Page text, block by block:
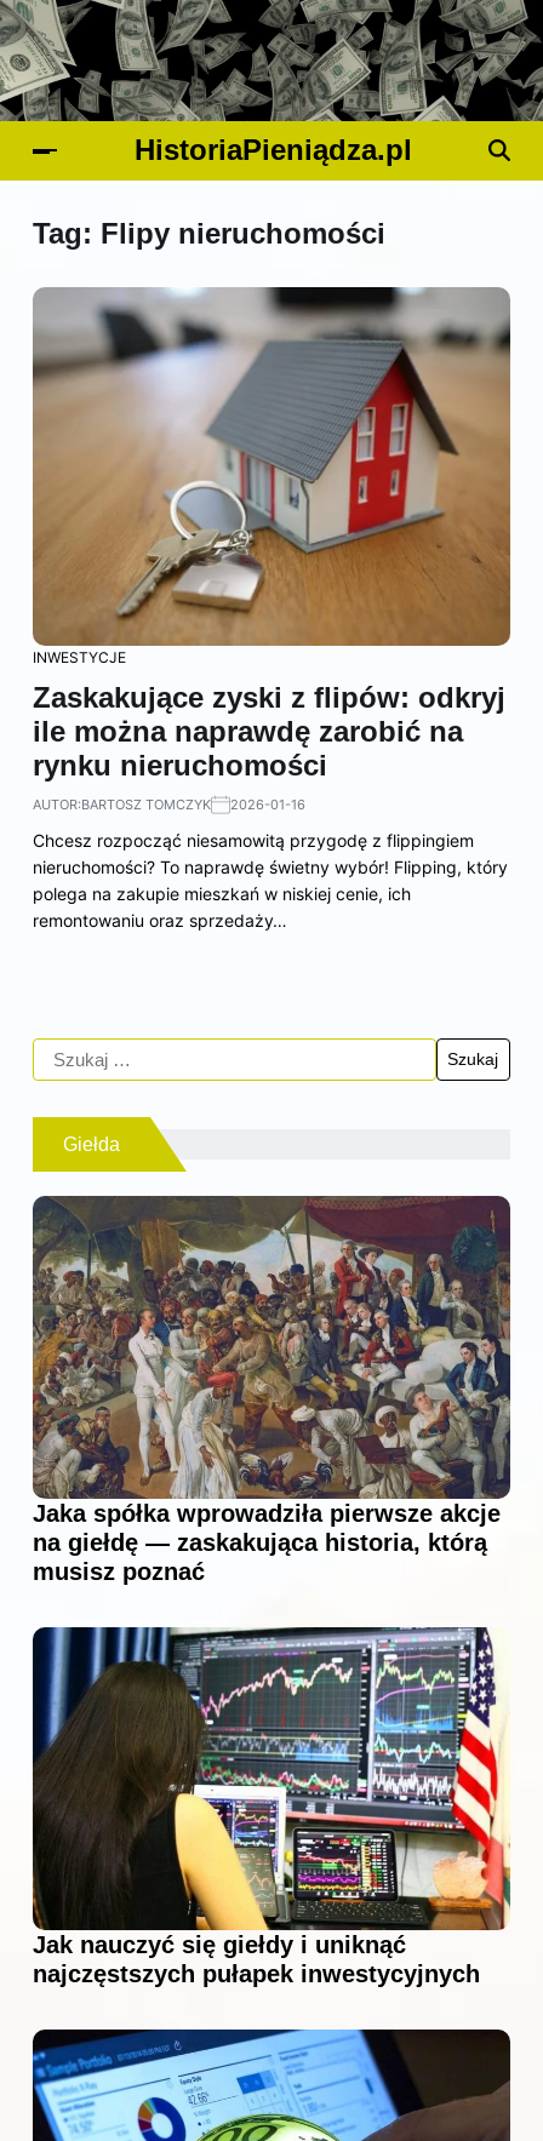
HistoriaPieniądza.pl
Tag: Flipy nieruchomości
INWESTYCJE
Zaskakujące zyski z flipów: odkryj
ile można naprawdę zarobić na
rynku nieruchomości
AUTOR:BARTOSZ TOMCZYK 2026-01-16
Chcesz rozpocząć niesamowitą przygodę z flippingiem
nieruchomości? To naprawdę świetny wybór! Flipping, który
polega na zakupie mieszkań w niskiej cenie, ich
remontowaniu oraz sprzedaży…
Giełda
Jaka spółka wprowadziła pierwsze akcje
na giełdę — zaskakująca historia, którą
musisz poznać
Jak nauczyć się giełdy i uniknąć
najczęstszych pułapek inwestycyjnych